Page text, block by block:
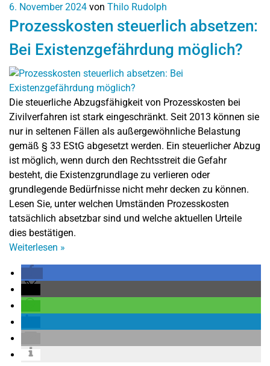
6. November 2024 von Thilo Rudolph
Prozesskosten steuerlich absetzen:
Bei Existenzgefährdung möglich?
Die steuerliche Abzugsfähigkeit von Prozesskosten bei
Zivilverfahren ist stark eingeschränkt. Seit 2013 können sie
nur in seltenen Fällen als außergewöhnliche Belastung
gemäß § 33 EStG abgesetzt werden. Ein steuerlicher Abzug
ist möglich, wenn durch den Rechtsstreit die Gefahr
besteht, die Existenzgrundlage zu verlieren oder
grundlegende Bedürfnisse nicht mehr decken zu können.
Lesen Sie, unter welchen Umständen Prozesskosten
tatsächlich absetzbar sind und welche aktuellen Urteile
dies bestätigen.
Weiterlesen »